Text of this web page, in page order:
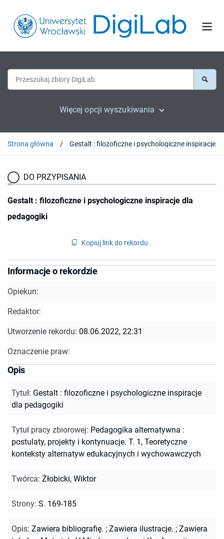
Więcej opcji wyszukiwania
Strona główna
DO PRZYPISANIA
Gestalt : filozoficzne i psychologiczne inspiracje dla
pedagogiki
Kopiuj link do rekordu
Informacje o rekordzie
Opiekun:
Redaktor:
Utworzenie rekordu: 08.06.2022, 22:31
Oznaczenie praw:
Opis
Tytuł: Gestalt : filozoficzne i psychologiczne inspiracje
dla pedagogiki
Tytuł pracy zbiorowej: Pedagogika alternatywna :
postulaty, projekty i kontynuacje. T. 1, Teoretyczne
konteksty alternatyw edukacyjnych i wychowawczych
Twórca: Żłobicki, Wiktor
Strony: S. 169-185
Opis: Zawiera bibliografię. ; Zawiera ilustracje. ; Zawiera